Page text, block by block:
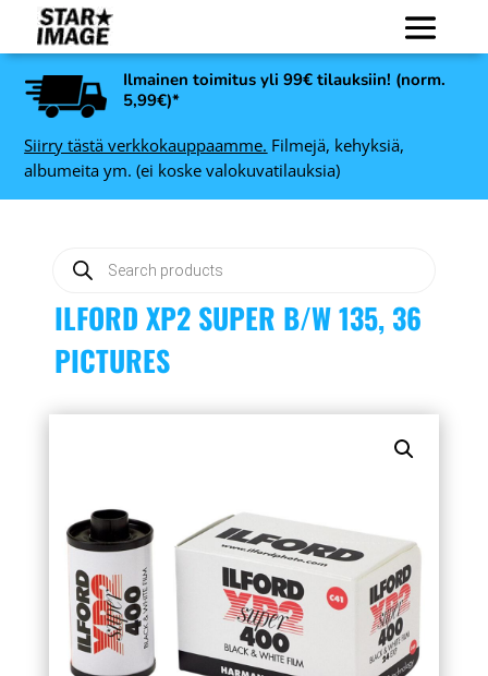
Ilmainen toimitus yli 99€ tilauksiin! (norm.
5,99€)*
Siirry tästä verkkokauppaamme. Filmejä, kehyksiä,
albumeita ym. (ei koske valokuvatilauksia)
search
ILFORD XP2 SUPER B/W 135, 36
PICTURES
9,90